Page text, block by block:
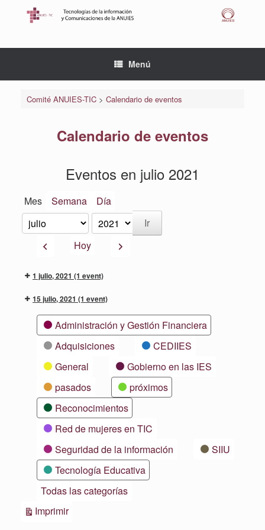
Menú
Comité ANUIES-TIC> Calendario de eventos
Calendario de eventos
Eventos en julio 2021
Mes Semana Día
Mes
Año
AnteriorHoy Siguiente
1 julio, 2021 (1 event)
15 julio, 2021 (1 event)
CategoríasAdministración y Gestión Financiera
Adquisiciones
CEDIIES
General
Gobierno en las IES
pasados
próximos
Reconocimientos
Red de mujeres en TIC
Seguridad de la información
SIIU
Tecnología Educativa
Todas las categorías
ImprimirVistas